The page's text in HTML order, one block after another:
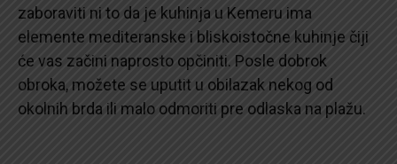
zaboraviti ni to da je kuhinja u Kemeru ima
elemente mediteranske i bliskoistočne kuhinje čiji
će vas začini naprosto opčiniti. Posle dobrok
obroka, možete se uputit u obilazak nekog od
okolnih brda ili malo odmoriti pre odlaska na plažu.